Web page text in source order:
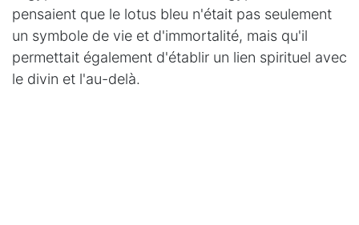
pensaient que le lotus bleu n'était pas seulement
un symbole de vie et d'immortalité, mais qu'il
permettait également d'établir un lien spirituel avec
le divin et l'au-delà.